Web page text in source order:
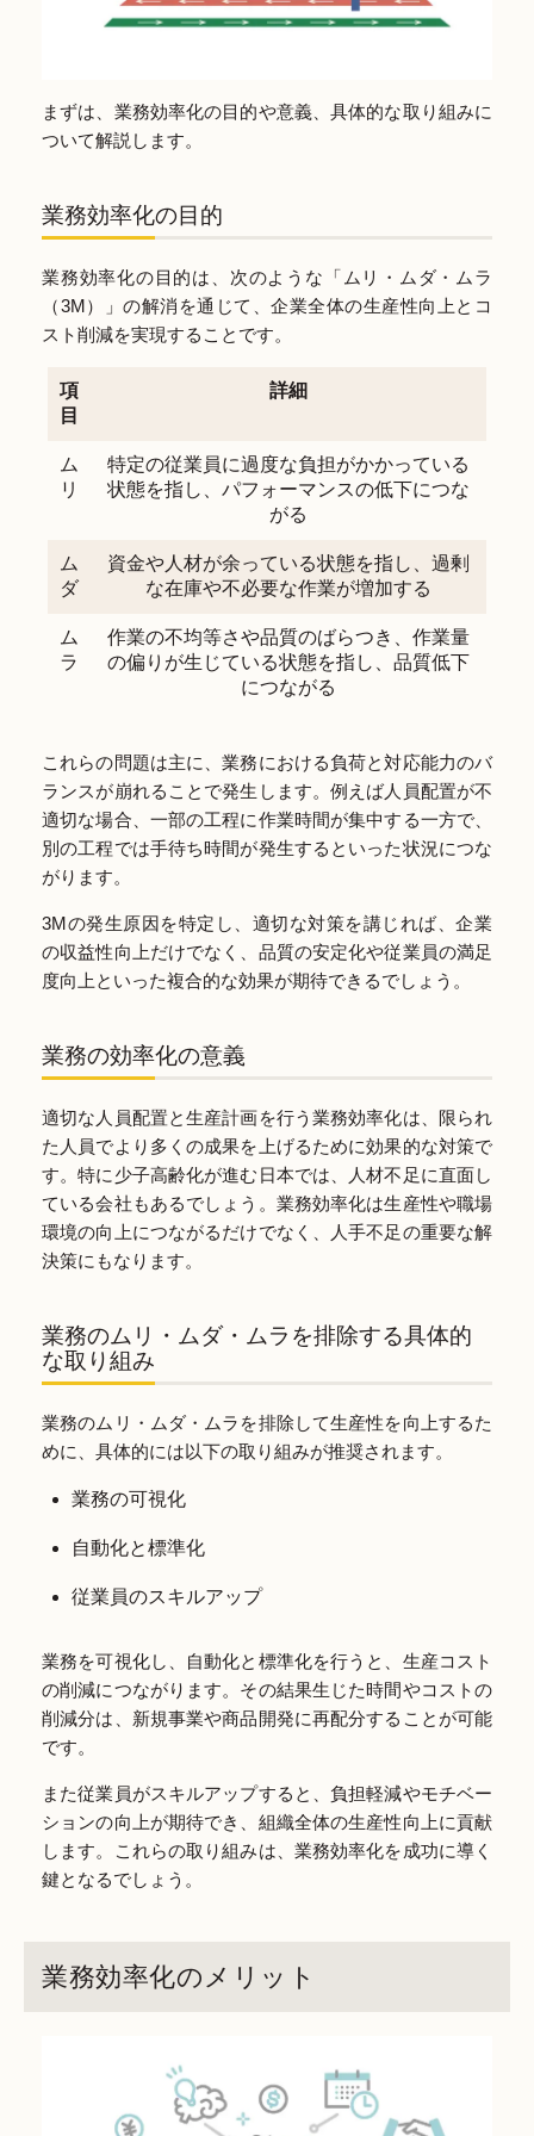
まずは、業務効率化の目的や意義、具体的な取り組みに
ついて解説します。
業務効率化の目的
業務効率化の目的は、次のような「ムリ・ムダ・ムラ
（3M）」の解消を通じて、企業全体の生産性向上とコ
スト削減を実現することです。
項
目
詳細
ム
リ
特定の従業員に過度な負担がかかっている
状態を指し、パフォーマンスの低下につな
がる
ム
ダ
資金や人材が余っている状態を指し、過剰
な在庫や不必要な作業が増加する
ム
ラ
作業の不均等さや品質のばらつき、作業量
の偏りが生じている状態を指し、品質低下
につながる
これらの問題は主に、業務における負荷と対応能力のバ
ランスが崩れることで発生します。例えば人員配置が不
適切な場合、一部の工程に作業時間が集中する一方で、
別の工程では手待ち時間が発生するといった状況につな
がります。
3Mの発生原因を特定し、適切な対策を講じれば、企業
の収益性向上だけでなく、品質の安定化や従業員の満足
度向上といった複合的な効果が期待できるでしょう。
業務の効率化の意義
適切な人員配置と生産計画を行う業務効率化は、限られ
た人員でより多くの成果を上げるために効果的な対策で
す。特に少子高齢化が進む日本では、人材不足に直面し
ている会社もあるでしょう。業務効率化は生産性や職場
環境の向上につながるだけでなく、人手不足の重要な解
決策にもなります。
業務のムリ・ムダ・ムラを排除する具体的
な取り組み
業務のムリ・ムダ・ムラを排除して生産性を向上するた
めに、具体的には以下の取り組みが推奨されます。
業務の可視化
自動化と標準化
従業員のスキルアップ
業務を可視化し、自動化と標準化を行うと、生産コスト
の削減につながります。その結果生じた時間やコストの
削減分は、新規事業や商品開発に再配分することが可能
です。
また従業員がスキルアップすると、負担軽減やモチベー
ションの向上が期待でき、組織全体の生産性向上に貢献
します。これらの取り組みは、業務効率化を成功に導く
鍵となるでしょう。
業務効率化のメリット